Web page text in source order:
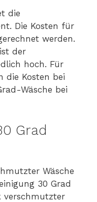
die
Die Kosten für
werden.
der
hoch. Für
die Kosten bei
Wäsche bei
Grad
Wäsche
30 Grad
verschmutzter